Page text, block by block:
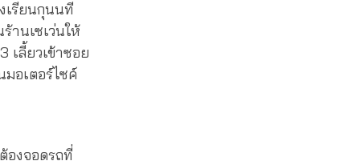
เรียนกุนนที
านเซเว่นให้
เลี้ยวเข้าซอย
อเตอร์ไซค์
องจอดรถที่